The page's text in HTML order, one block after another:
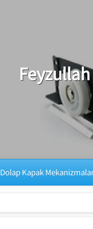
Dolap Kapak